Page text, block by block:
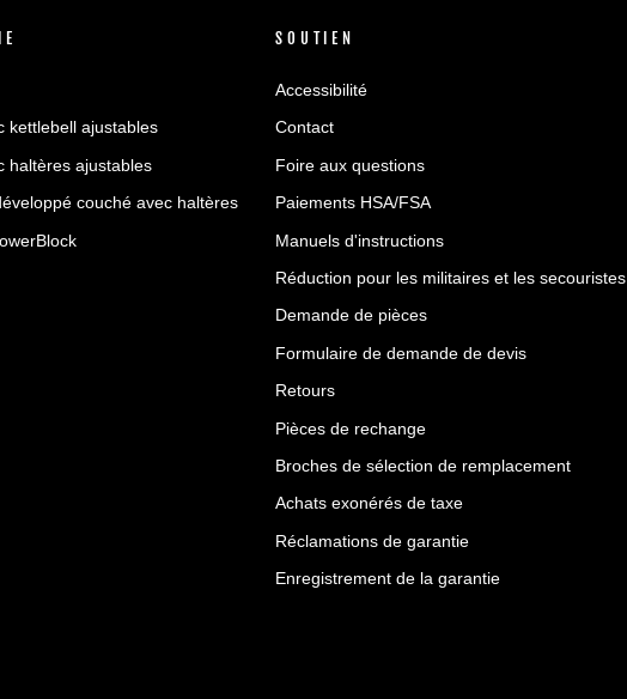
kettlebell ajustables
haltères ajustables
couché avec haltères
SOUTIEN
Accessibilité
Contact
Foire aux questions
Paiements HSA/FSA
Manuels d'instructions
Réduction pour les militaires et les secouristes
Demande de pièces
Formulaire de demande de devis
Retours
Pièces de rechange
Broches de sélection de remplacement
Achats exonérés de taxe
Réclamations de garantie
Enregistrement de la garantie